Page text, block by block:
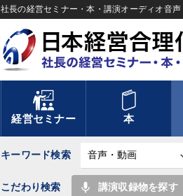
社長の経営セミナー・本・講演オーディオ音
経営セミナー 本
キーワード検索
こだわり検索 mic 講演収録物を探す